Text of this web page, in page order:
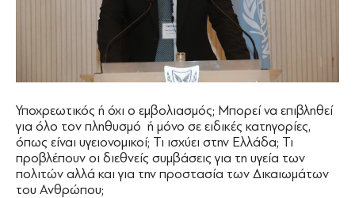
Υποχρεωτικός ή όχι ο εμβολιασμός; Μπορεί να επιβληθεί
για όλο τον πληθυσμό ή μόνο σε ειδικές κατηγορίες,
όπως είναι υγειονομικοί; Τι ισχύει στην Ελλάδα; Τι
προβλέπουν οι διεθνείς συμβάσεις για τη υγεία των
πολιτών αλλά και για την προστασία των Δικαιωμάτων
του Ανθρώπου;